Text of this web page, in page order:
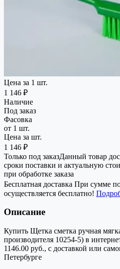
Цена за 1 шт.
1 146 ₽
Наличие
Под заказ
Фасовка
от 1 шт.
Цена за шт.
1 146 ₽
Только под заказДанный товар
сроки поставки и актуальную
при обработке заказа
Бесплатная доставка При сумме
осуществляется бесплатно!
Описание
Купить Щетка сметка ручная
производителя 10254-5) в
1146.00 руб., с доставкой или
Петербурге